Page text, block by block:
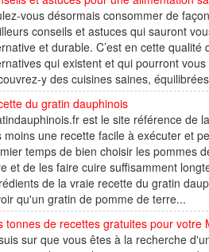
vous désormais consommer de
conseils et astuces qui sauront
et durable. C’est en cette
qui existent et qui pourront
y des cuisines saines,
du gratin dauphinois
est le site référence de
moins une recette facile à exécuter et
temps de bien choisir les pommes
et de les faire cuire suffisamment
de la vraie recette du gratin
qu'un gratin de pomme de terre...
tonnes de recettes gratuites pour votre
sur que vous êtes à la recherche